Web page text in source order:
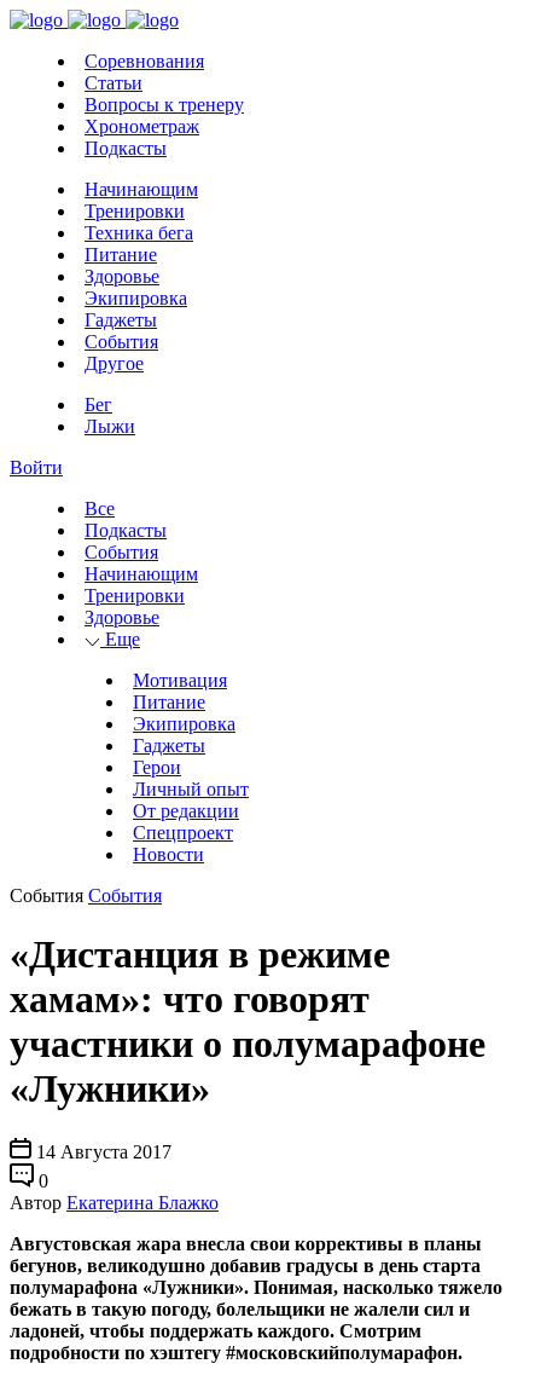
Соревнования
Статьи
Вопросы к тренеру
Хронометраж
Подкасты
Начинающим
Тренировки
Техника бега
Питание
Здоровье
Экипировка
Гаджеты
События
Другое
Бег
Лыжи
Войти
Все
Подкасты
События
Начинающим
Тренировки
Здоровье
Еще
Мотивация
Питание
Экипировка
Гаджеты
Герои
Личный опыт
От редакции
Спецпроект
Новости
События События
«Дистанция в режиме
хамам»: что говорят
участники о полумарафоне
«Лужники»
14 Августа 2017
0
Автор Екатерина Блажко
Августовская жара внесла свои коррективы в планы
бегунов, великодушно добавив градусы в день старта
полумарафона «Лужники». Понимая, насколько тяжело
бежать в такую погоду, болельщики не жалели сил и
ладоней, чтобы поддержать каждого. Смотрим
подробности по хэштегу #московскийполумарафон.